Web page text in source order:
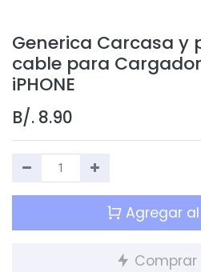
Generica Carcasa y
cable para
iPHONE
B/. 8.90
Agregar
Comprar